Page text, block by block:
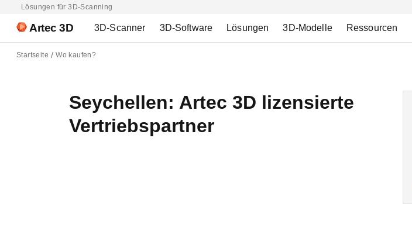
Lösungen für 3D-Scanning
Artec 3D 3D-Scanner 3D-Software Lösungen 3D-Modelle Ressourcen
Startseite Wo kaufen?
Seychellen: Artec 3D lizensierte
Vertriebspartner